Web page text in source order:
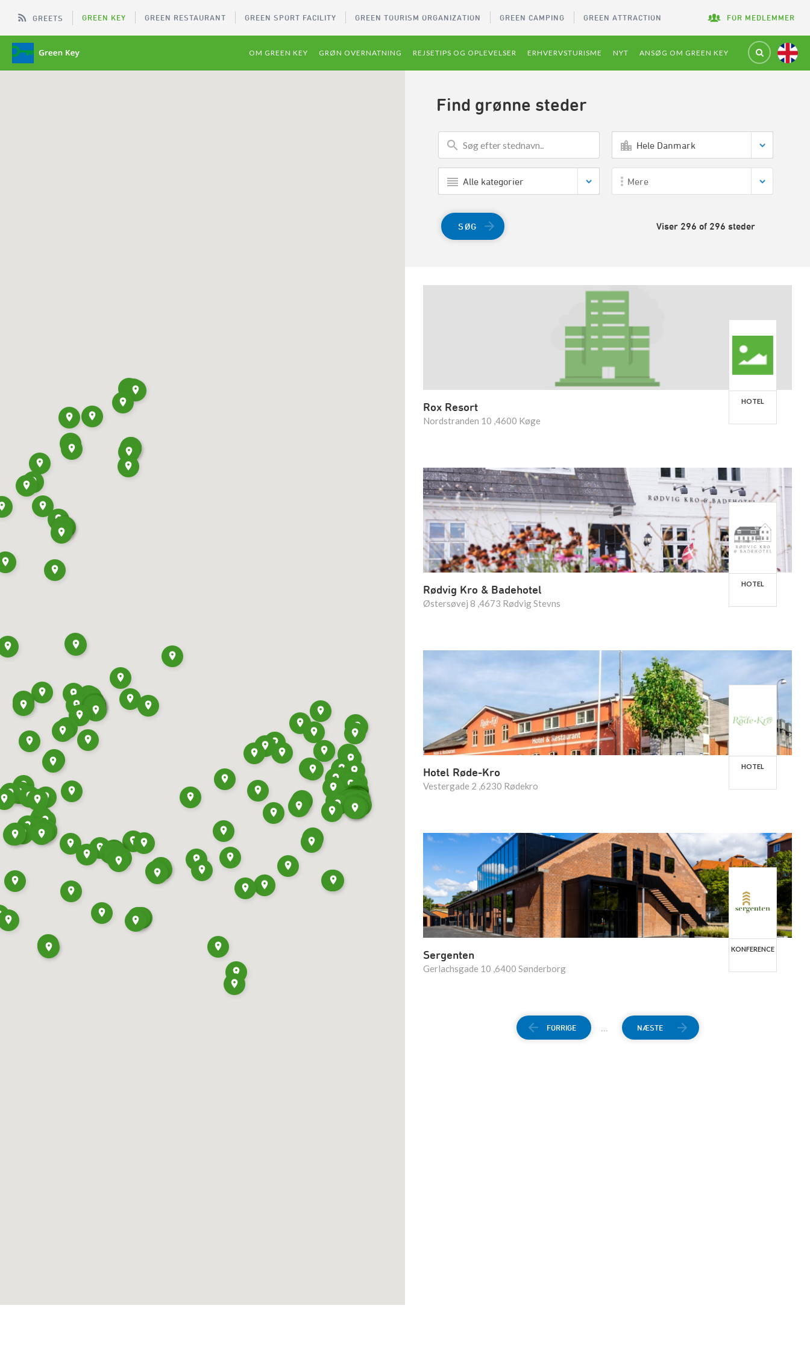
GREETS GREEN KEY GREEN RESTAURANT GREEN SPORT FACILITY GREEN TOURISM ORGANIZATION GREEN CAMPING GREEN ATTRACTION FOR MEDLEMMER
OM GREEN KEY GRØN OVERNATNING REJSETIPS OG OPLEVELSER ERHVERVSTURISME NYT ANSØG OM GREEN KEY
Find grønne steder
Hele Danmark
Alle kategorier Mere
SØG Viser 296 of 296 steder
Rox Resort
Nordstranden 10 ,4600 Køge
HOTEL
Rødvig Kro & Badehotel
Østersøvej 8 ,4673 Rødvig Stevns
HOTEL
Hotel Røde-Kro
Vestergade 2 ,6230 Rødekro
HOTEL
Sergenten
Gerlachsgade 10 ,6400 Sønderborg
KONFERENCE
FORRIGE NÆSTE